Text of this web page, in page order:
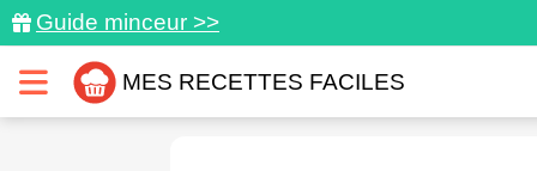
Guide minceur >>
MES RECETTES FACILES